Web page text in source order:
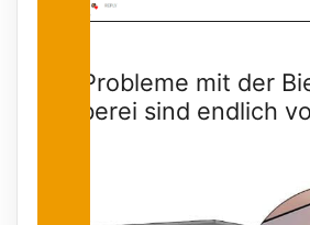
Die Probleme mit der
Räuberei sind endlich